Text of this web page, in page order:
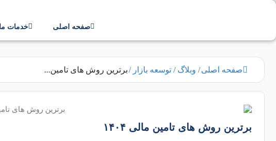
صفحه اصلی خدمات ما
صفحه اصلی/ وبلاگ / توسعه بازار /برترین روش های تامین...
برترین روش های تامین مالی ۱۴۰۴